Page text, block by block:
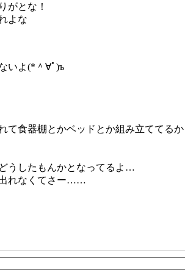
がとな！
よな
いよ(*＾∀ﾟ)ъ
て食器棚とかベッドとか組み立ててる
うしたもんかとなってるよ…
出れなくてさー……